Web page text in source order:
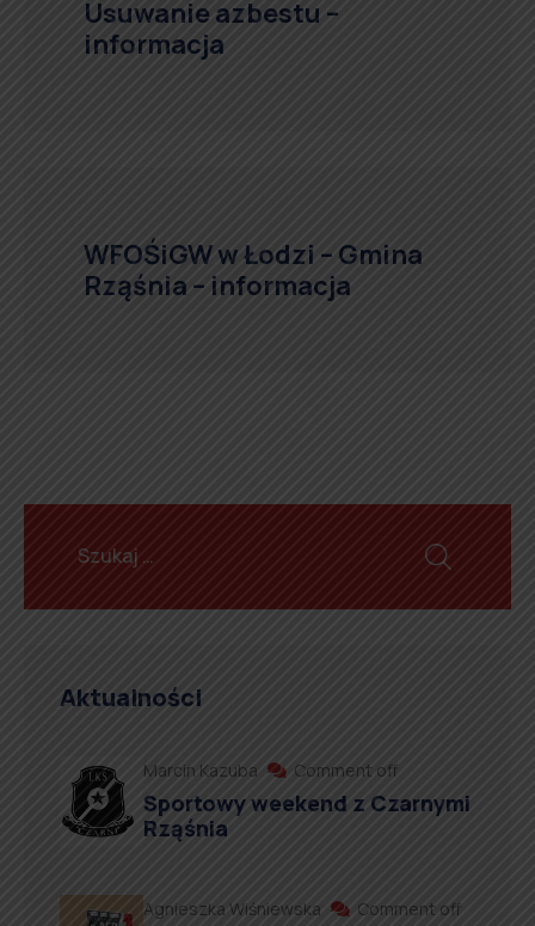
Usuwanie azbestu –
informacja
WFOŚiGW w Łodzi – Gmina
Rząśnia – informacja
Aktualności
Marcin Kazuba Comment off
Sportowy weekend z Czarnymi
Rząśnia
Agnieszka Wiśniewska Comment off